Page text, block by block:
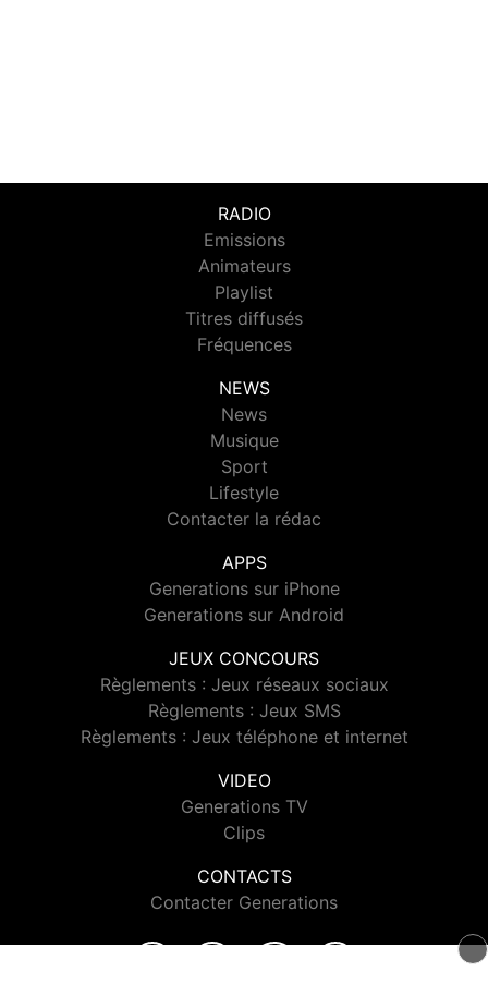
RADIO
Emissions
Animateurs
Playlist
Titres diffusés
Fréquences
NEWS
News
Musique
Sport
Lifestyle
Contacter la rédac
APPS
Generations sur iPhone
Generations sur Android
JEUX CONCOURS
Règlements : Jeux réseaux sociaux
Règlements : Jeux SMS
Règlements : Jeux téléphone et internet
VIDEO
Generations TV
Clips
CONTACTS
Contacter Generations